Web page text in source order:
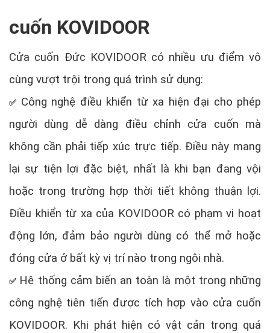
cuốn KOVIDOOR
Cửa cuốn Đức KOVIDOOR có nhiều ưu điểm vô
cùng vượt trội trong quá trình sử dụng:
✅ Công nghệ điều khiển từ xa hiện đại cho phép
người dùng dễ dàng điều chỉnh cửa cuốn mà
không cần phải tiếp xúc trực tiếp. Điều này mang
lại sự tiện lợi đặc biệt, nhất là khi bạn đang vội
hoặc trong trường hợp thời tiết không thuận lợi.
Điều khiển từ xa của KOVIDOOR có phạm vi hoạt
động lớn, đảm bảo người dùng có thể mở hoặc
đóng cửa ở bất kỳ vị trí nào trong ngôi nhà.
✅ Hệ thống cảm biến an toàn là một trong những
công nghệ tiên tiến được tích hợp vào cửa cuốn
KOVIDOOR. Khi phát hiện có vật cản trong quá